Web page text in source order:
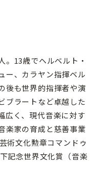
。13歳でヘルベルト・
ー、カラヤン指揮ベル
後も世界的指揮者や演
ブラートなど卓越した
広く、現代音楽に対す
楽家の育成と慈善事業
術文化勲章コマンドゥ
記念世界文化賞（音楽